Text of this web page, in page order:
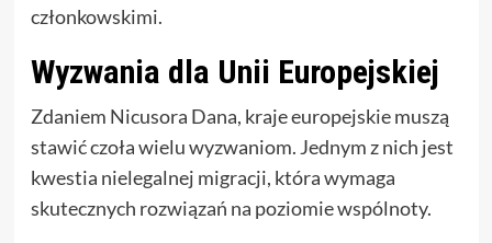
członkowskimi.
Wyzwania dla Unii Europejskiej
Zdaniem Nicusora Dana, kraje europejskie muszą
stawić czoła wielu wyzwaniom. Jednym z nich jest
kwestia nielegalnej migracji, która wymaga
skutecznych rozwiązań na poziomie wspólnoty.